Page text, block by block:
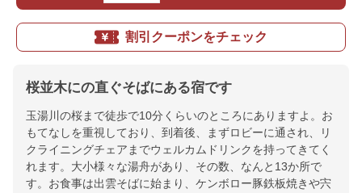
割引クーポンをチェック
桜並木にの直ぐそばにある宿です
玉湯川の桜まで徒歩で10分くらいのところにありますよ。お
もてなしを重視しており、到着後、まずロビーに通され、リ
クライニングチェアまでウェルカムドリンクを持ってきてく
れます。大小様々な湯舟があり、その数、なんと13か所で
す。お食事は出雲そばに始まり、ケンボロー豚鉄板焼きや宍